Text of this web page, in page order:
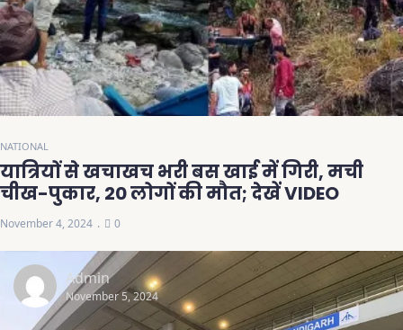
NATIONAL
यात्रियों से खचाखच भरी बस खाई में गिरी, मची
चीख-पुकार, 20 लोगों की मौत; देखें VIDEO
November 4, 2024 0
Admin
November 5, 2024